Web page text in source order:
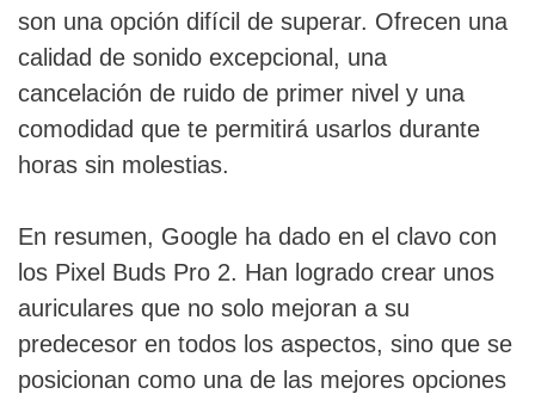
son una opción difícil de superar. Ofrecen una
calidad de sonido excepcional, una
cancelación de ruido de primer nivel y una
comodidad que te permitirá usarlos durante
horas sin molestias.
En resumen, Google ha dado en el clavo con
los Pixel Buds Pro 2. Han logrado crear unos
auriculares que no solo mejoran a su
predecesor en todos los aspectos, sino que se
posicionan como una de las mejores opciones